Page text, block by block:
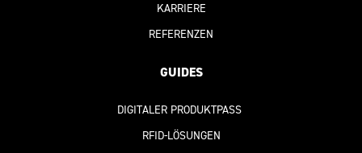
KARRIERE
REFERENZEN
GUIDES
DIGITALER PRODUKTPASS
RFID-LÖSUNGEN